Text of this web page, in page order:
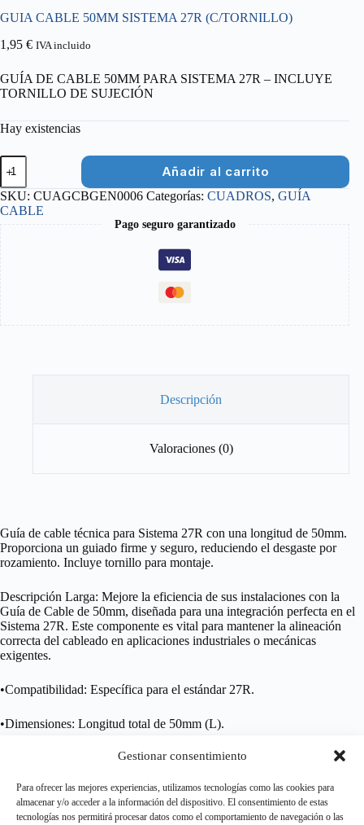
Gestionar consentimiento
Para ofrecer las mejores experiencias, utilizamos tecnologías como las cookies para
almacenar y/o acceder a la información del dispositivo. El consentimiento de estas
tecnologías nos permitirá procesar datos como el comportamiento de navegación o las
GUIA CABLE 50MM SISTEMA 27R (C/TORNILLO)
1,95 € IVA incluido
GUÍA DE CABLE 50MM PARA SISTEMA 27R – INCLUYE
TORNILLO DE SUJECIÓN
Hay existencias
GUIA
CABLE
50MM
SISTEMA
27R
(C/TORNILLO)
cantidad
Añadir al carrito
SKU: CUAGCBGEN0006 Categorías: CUADROS, GUÍA
CABLE
Pago seguro garantizado
Descripción
Valoraciones (0)
Guía de cable técnica para Sistema 27R con una longitud de 50mm.
Proporciona un guiado firme y seguro, reduciendo el desgaste por
rozamiento. Incluye tornillo para montaje.
Descripción Larga: Mejore la eficiencia de sus instalaciones con la
Guía de Cable de 50mm, diseñada para una integración perfecta en el
Sistema 27R. Este componente es vital para mantener la alineación
correcta del cableado en aplicaciones industriales o mecánicas
exigentes.
•Compatibilidad: Específica para el estándar 27R.
•Dimensiones: Longitud total de 50mm (L).
•Fijación: Se suministra con tornillo de alta resistencia.
•Calidad: Acabado resistente a la corrosión para una vida útil
prolongada.